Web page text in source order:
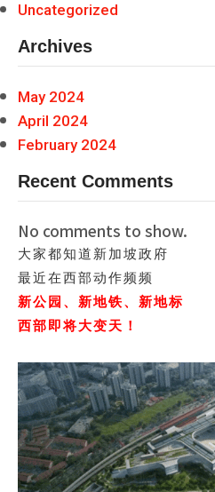
Uncategorized
Archives
May 2024
April 2024
February 2024
Recent Comments
No comments to show.
大家都知道新加坡政府
最近在西部动作频频
新公园、新地铁、新地标
西部即将大变天！